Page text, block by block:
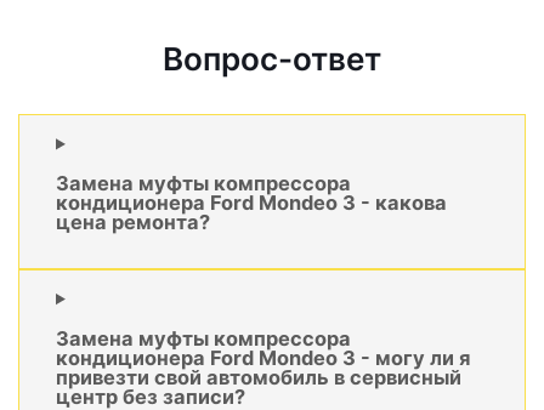
Вопрос-ответ
Замена муфты компрессора
кондиционера Ford Mondeo 3 - какова
цена ремонта?
Замена муфты компрессора
кондиционера Ford Mondeo 3 - могу ли я
привезти свой автомобиль в сервисный
центр без записи?